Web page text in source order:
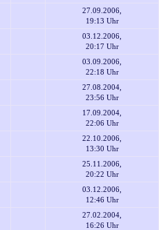
27.09.2006,
19:13 Uhr
03.12.2006,
20:17 Uhr
03.09.2006,
22:18 Uhr
27.08.2004,
23:56 Uhr
17.09.2004,
22:06 Uhr
22.10.2006,
13:30 Uhr
25.11.2006,
20:22 Uhr
03.12.2006,
12:46 Uhr
27.02.2004,
16:26 Uhr